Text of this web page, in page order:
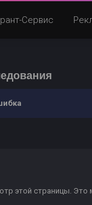
Сервис
этой страницы.